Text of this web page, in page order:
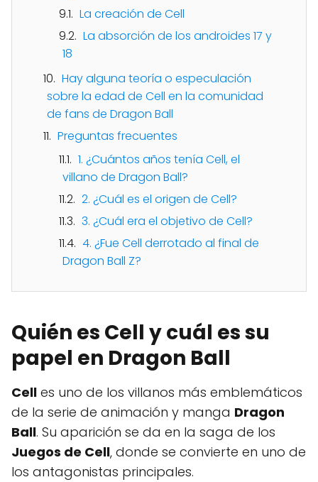
La creación de Cell
La absorción de los androides 17 y
18
Hay alguna teoría o especulación
sobre la edad de Cell en la comunidad
de fans de Dragon Ball
Preguntas frecuentes
1. ¿Cuántos años tenía Cell, el
villano de Dragon Ball?
2. ¿Cuál es el origen de Cell?
3. ¿Cuál era el objetivo de Cell?
4. ¿Fue Cell derrotado al final de
Dragon Ball Z?
Quién es Cell y cuál es su
papel en Dragon Ball
Cell es uno de los villanos más emblemáticos
de la serie de animación y manga Dragon
Ball. Su aparición se da en la saga de los
Juegos de Cell, donde se convierte en uno de
los antagonistas principales.